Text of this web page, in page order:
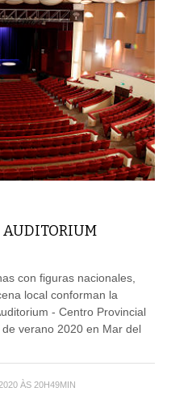
AUDITORIUM
con figuras nacionales,
local conforman la
- Centro Provincial
verano 2020 en Mar del
ÀS 20H49MIN